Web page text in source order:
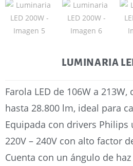
LUMINARIA
Farola LED de 106W a
hasta 28.800 lm, ideal para
Equipada con drivers Philips
220V – 240V con alto factor
Cuenta con un ángulo de